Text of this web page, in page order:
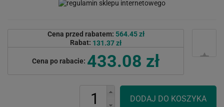
Cena przed rabatem: 564.45 zł
Rabat: 131.37 zł
Cena po rabacie: 433.08 zł